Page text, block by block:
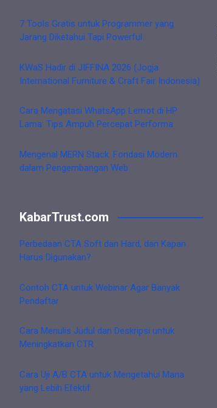
7 Tools Gratis untuk Programmer yang
Jarang Diketahui Tapi Powerful
KWaS Hadir di JIFFINA 2026 (Jogja
International Furniture & Craft Fair Indonesia)
Cara Mengatasi WhatsApp Lemot di HP
Lama: Tips Ampuh Percepat Performa
Mengenal MERN Stack: Fondasi Modern
dalam Pengembangan Web
KabarTrust.com
Perbedaan CTA Soft dan Hard, dan Kapan
Harus Digunakan?
Contoh CTA untuk Webinar Agar Banyak
Pendaftar
Cara Menulis Judul dan Deskripsi untuk
Meningkatkan CTR
Cara Uji A/B CTA untuk Mengetahui Mana
yang Lebih Efektif